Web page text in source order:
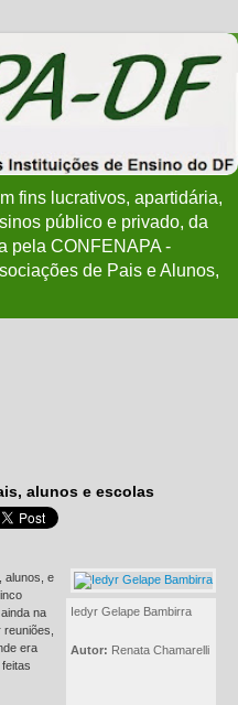
fins lucrativos, apartidária,
público e privado, da
pela CONFENAPA -
de Pais e Alunos,
alunos e escolas
Iedyr Gelape Bambirra
Autor: Renata Chamarelli
alunos, e
na
reuniões,
era